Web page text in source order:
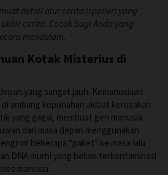
detail alur cerita (spoiler) yang
cerita. Cocok bagi Anda yang
mendalam.
Kotak Misterius di
yang sangat jauh. Kemanusiaan
ambang kepunahan akibat kerusakan
yang gagal, membuat gen manusia
dari masa depan menggunakan
beberapa “paket” ke masa lalu
DNA murni yang belum terkontaminasi
manusia.